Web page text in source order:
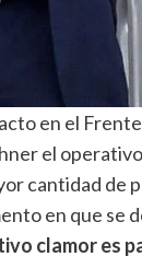
en el Frente
el operativo
cantidad de
en que se
clamor es